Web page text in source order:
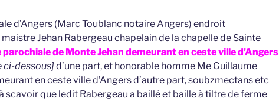
d’Angers (Marc Toublanc notaire Angers) endroit
Jehan Rabergeau chapelain de la chapelle de Sainte
parochiale de Monte Jehan demeurant en ceste ville d’Angers
ci-dessous]d’une part, et honorable homme Me Guillaume
en ceste ville d’Angers d’autre part, soubzmectans etc
scavoir que ledit Rabergeau a baillé et baille à tiltre de ferme